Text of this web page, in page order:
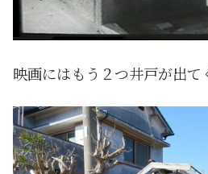
映画にはもう２つ井戸が出